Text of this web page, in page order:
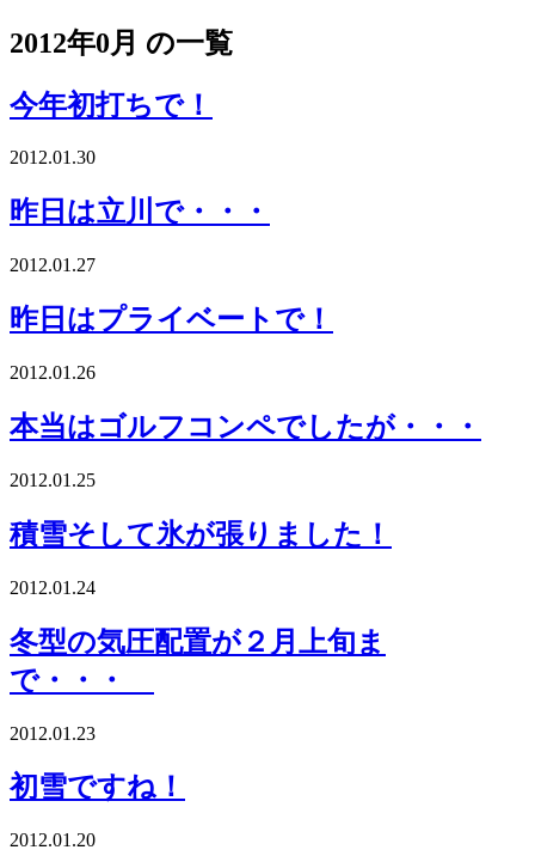
2012年0月 の一覧
今年初打ちで！
2012.01.30
昨日は立川で・・・
2012.01.27
昨日はプライベートで！
2012.01.26
本当はゴルフコンペでしたが・・・
2012.01.25
積雪そして氷が張りました！
2012.01.24
冬型の気圧配置が２月上旬ま
で・・・
2012.01.23
初雪ですね！
2012.01.20